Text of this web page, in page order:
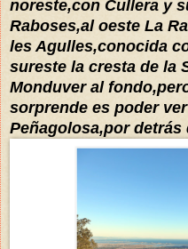
noreste,con Cullera y
Raboses,al oeste La
les Agulles,conocida
sureste la cresta de la
Monduver al
sorprende es poder
Peñagolosa,por detrás